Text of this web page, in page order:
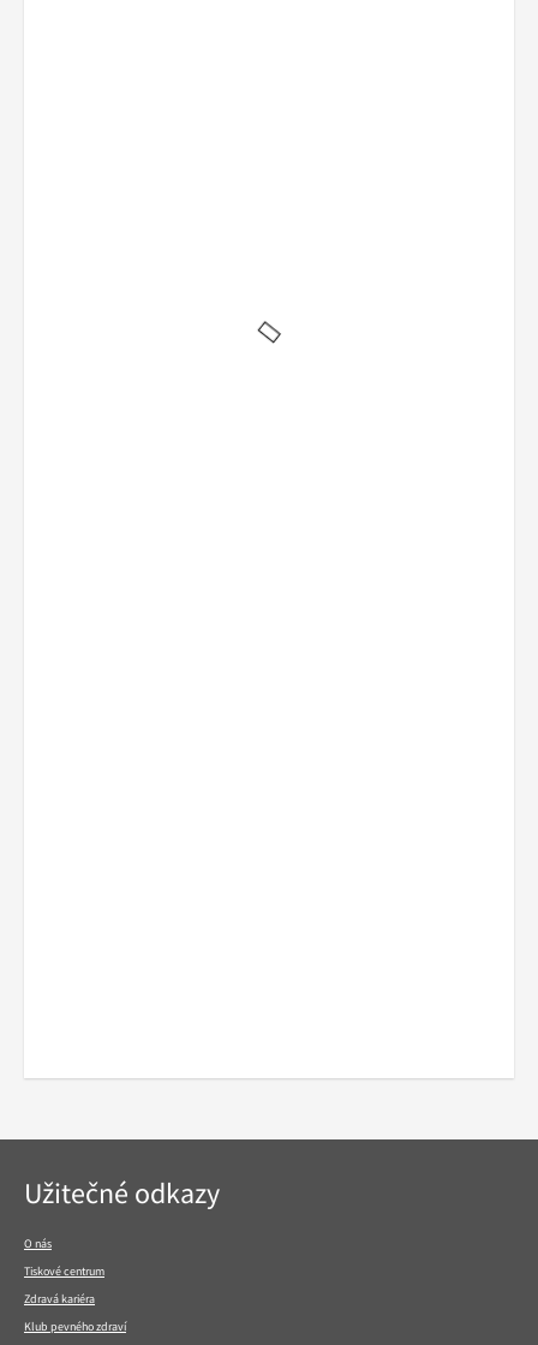
Navigace
v
Užitečné odkazy
O nás
Tiskové centrum
Zdravá kariéra
Klub pevného zdraví